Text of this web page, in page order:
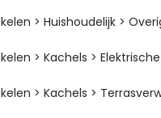
> Huishoudelijk >
> Kachels >
> Kachels >